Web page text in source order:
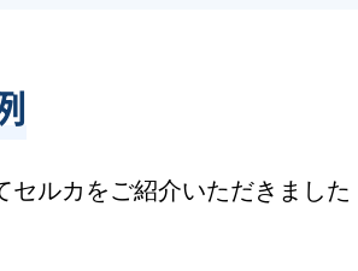
セルカをご紹介いただきました